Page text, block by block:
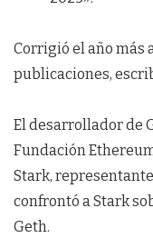
Corrigió el año más
publicaciones,
El desarrollador de
Fundación
Stark,
confrontó a Stark
Geth.